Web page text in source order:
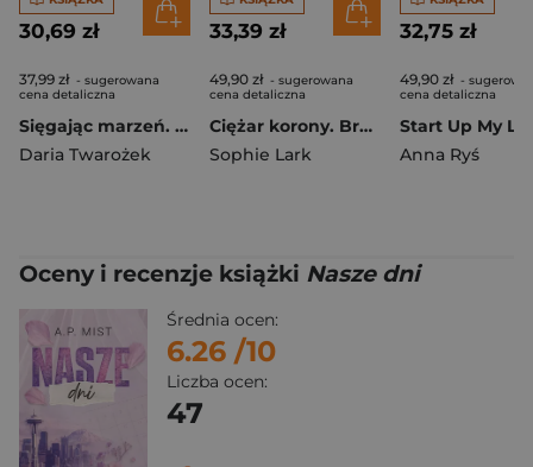
30,69 zł
37,99 zł - sugerowana
cena detaliczna
Sięgając marzeń. Tom 2
Daria Twarożek
33,39 zł
49,90 zł - sugerowana
cena detaliczna
Ciężar korony. Brutalne dziedzictwo. Tom 6
Sophie Lark
32,75 zł
49,90 zł -
cena detaliczna
Start Up My
Anna Ryś
Oceny i recenzje książki Nasze dni
Średnia ocen:
6.26 /10
Liczba ocen:
47